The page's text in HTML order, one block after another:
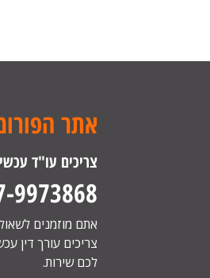
אתר
צריכים עו"ד
9973868
אתם מוזמנים
צריכים עורך דין
לכם שירות.